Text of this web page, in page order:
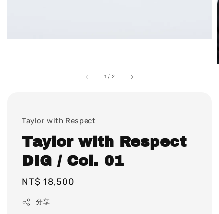
1 / 2
Taylor with Respect
Taylor with Respect
DIG / Col. 01
Regular
NT$ 18,500
分享